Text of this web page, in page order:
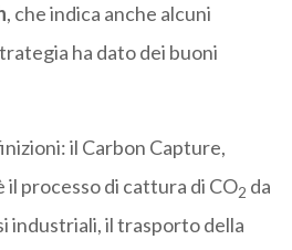
, che indica anche alcuni
ha dato dei buoni
il Carbon Capture,
il processo di cattura di CO2 da
industriali, il trasporto della